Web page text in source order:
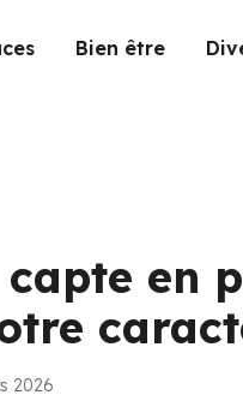
Bien être
en
2026